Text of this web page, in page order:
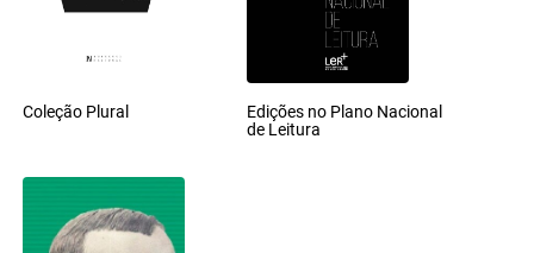
Coleção Plural
Edições no Plano Nacional
de Leitura